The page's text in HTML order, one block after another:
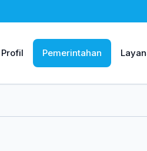
Profil Pemerintahan